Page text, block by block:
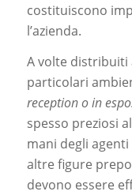
costituiscono
l’azienda.
A volte distribuiti
particolari
reception o in
spesso preziosi
mani degli
altre figure
devono essere